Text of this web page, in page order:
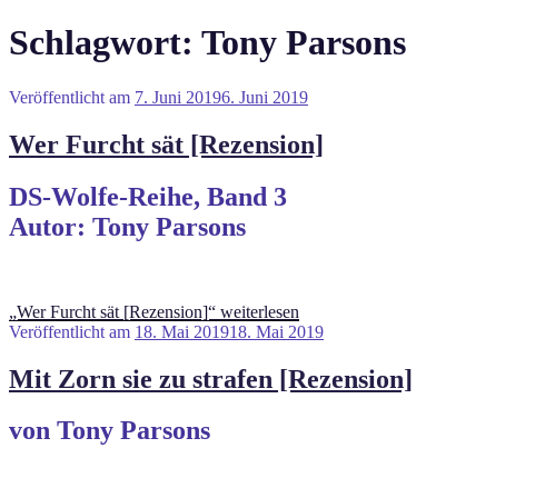
Schlagwort: Tony Parsons
Veröffentlicht am 7. Juni 20196. Juni 2019
Wer Furcht sät [Rezension]
DS-Wolfe-Reihe, Band 3
Autor: Tony Parsons
„Wer Furcht sät [Rezension]“ weiterlesen
Veröffentlicht am 18. Mai 201918. Mai 2019
Mit Zorn sie zu strafen [Rezension]
von Tony Parsons